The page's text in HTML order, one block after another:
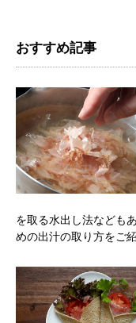
おすすめ記事
を取る水出し法なども
めの出汁の取り方をご